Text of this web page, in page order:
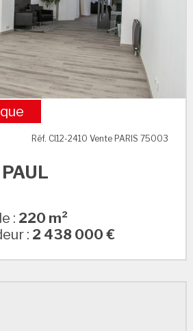
SAINT PAUL
Réf. CI12-2410 Vente PARIS 75003
: 220 m²
: 2 438 000 €